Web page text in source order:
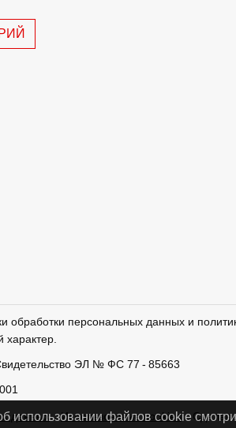
обработки персональных данных и
ЭЛ № ФС 77 - 85663
данных Использование cookies
использовании файлов cookie